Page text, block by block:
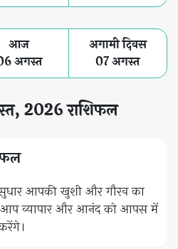
आज
अगस्त
अगामी दिवस
07 अगस्त
2026 राशिफल
आपकी खुशी और गौरव का
आप व्यापार और आनंद को आपस में